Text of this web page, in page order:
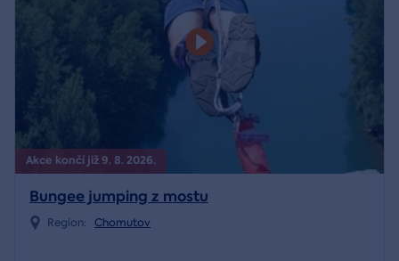
Akce končí již 9. 8. 2026.
Bungee jumping z mostu
Region: Chomutov